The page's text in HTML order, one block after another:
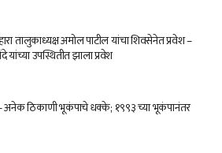
तालुकाध्यक्ष अमोल पाटील यांचा शिवसेनेत प्रवेश –
यांच्या उपस्थितीत झाला प्रवेश
– अनेक ठिकाणी भूकंपाचे धक्के; १९९३ च्या भूकंपानंतर